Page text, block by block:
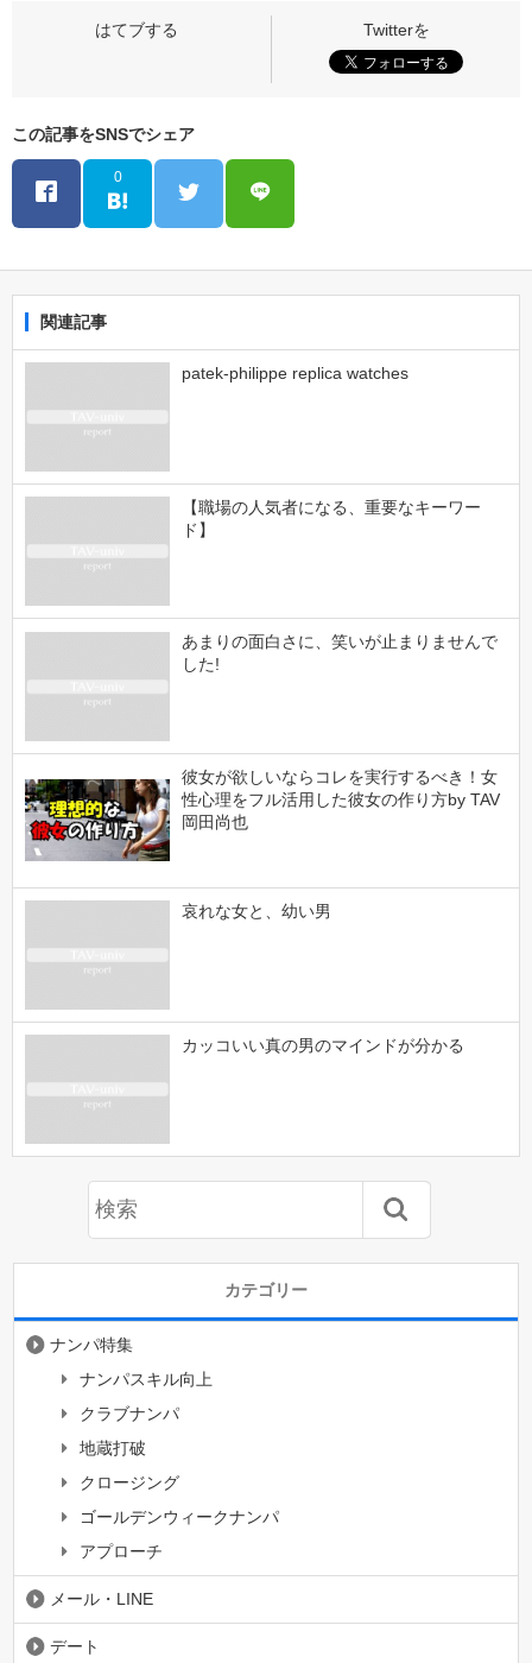
この記事をSNSでシェア
0
関連記事
patek-philippe replica watches
【職場の人気者になる、重要なキーワー
ド】
あまりの面白さに、笑いが止まりませんで
した!
彼女が欲しいならコレを実行するべき！女
性心理をフル活用した彼女の作り方by TAV
岡田尚也
哀れな女と、幼い男
カッコいい真の男のマインドが分かる
カテゴリー
ナンパ特集
ナンパスキル向上
クラブナンパ
地蔵打破
クロージング
ゴールデンウィークナンパ
アプローチ
メール・LINE
デート